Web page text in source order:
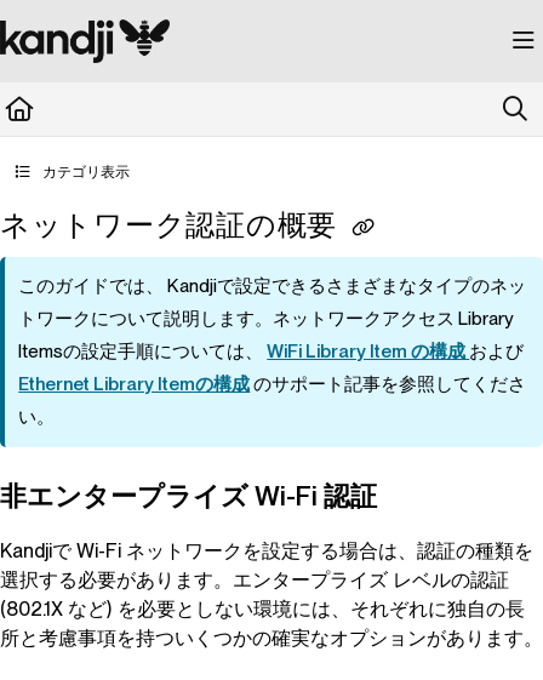
Documentation Index
Fetch the complete documentation index at: https://kandji.document360.io/
カテゴリ表示
ネットワーク認証の概要
このガイドでは、Kandjiで設定できるさまざまなタイプのネッ
トワークについて説明します。ネットワークアクセスLibrary
Itemsの設定手順については、WiFi Library Item の構成 および
Ethernet Library Itemの構成のサポート記事を参照してくださ
い。
非エンタープライズ Wi-Fi 認証
Kandjiで Wi-Fi ネットワークを設定する場合は、認証の種類を
選択する必要があります。エンタープライズ レベルの認証
(802.1X など) を必要としない環境には、それぞれに独自の長
所と考慮事項を持ついくつかの確実なオプションがあります。